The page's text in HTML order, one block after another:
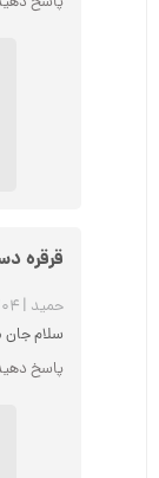
قرقره
حمید |
سلام جان
پاسخ